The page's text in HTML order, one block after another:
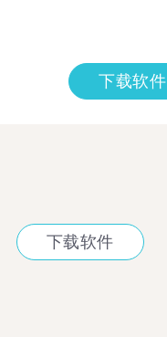
下载软件
下载软件